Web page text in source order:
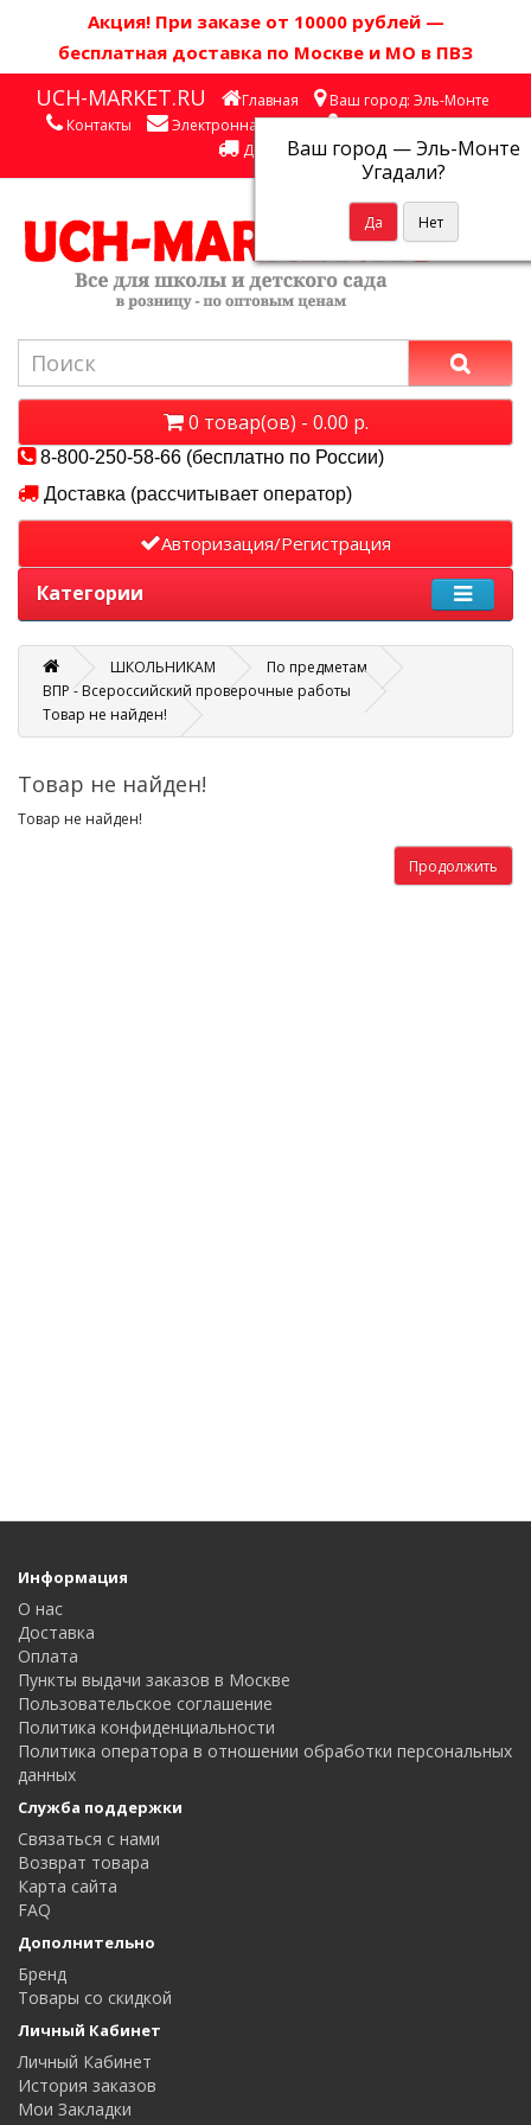
Акция! При заказе от 10000 рублей —
бесплатная доставка по Москве и МО в ПВЗ
UCH-MARKET.RU Главная Ваш город: Эль-Монте
Ваш город —Эль-Монте
Угадали?
Контакты Электронная почта
Личный кабинет
Доставка
0 товар(ов) - 0.00 р.
8-800-250-58-66 (бесплатно по России)
Доставка (рассчитывает оператор)
Авторизация/Регистрация
Категории
ШКОЛЬНИКАМ
По предметам
ВПР - Всероссийский проверочные работы
Товар не найден!
Товар не найден!
Товар не найден!
Продолжить
Информация
О нас
Доставка
Оплата
Пункты выдачи заказов в Москве
Пользовательское соглашение
Политика конфиденциальности
Политика оператора в отношении обработки персональных
данных
Служба поддержки
Связаться с нами
Возврат товара
Карта сайта
FAQ
Дополнительно
Бренд
Товары со скидкой
Личный Кабинет
Личный Кабинет
История заказов
Мои Закладки